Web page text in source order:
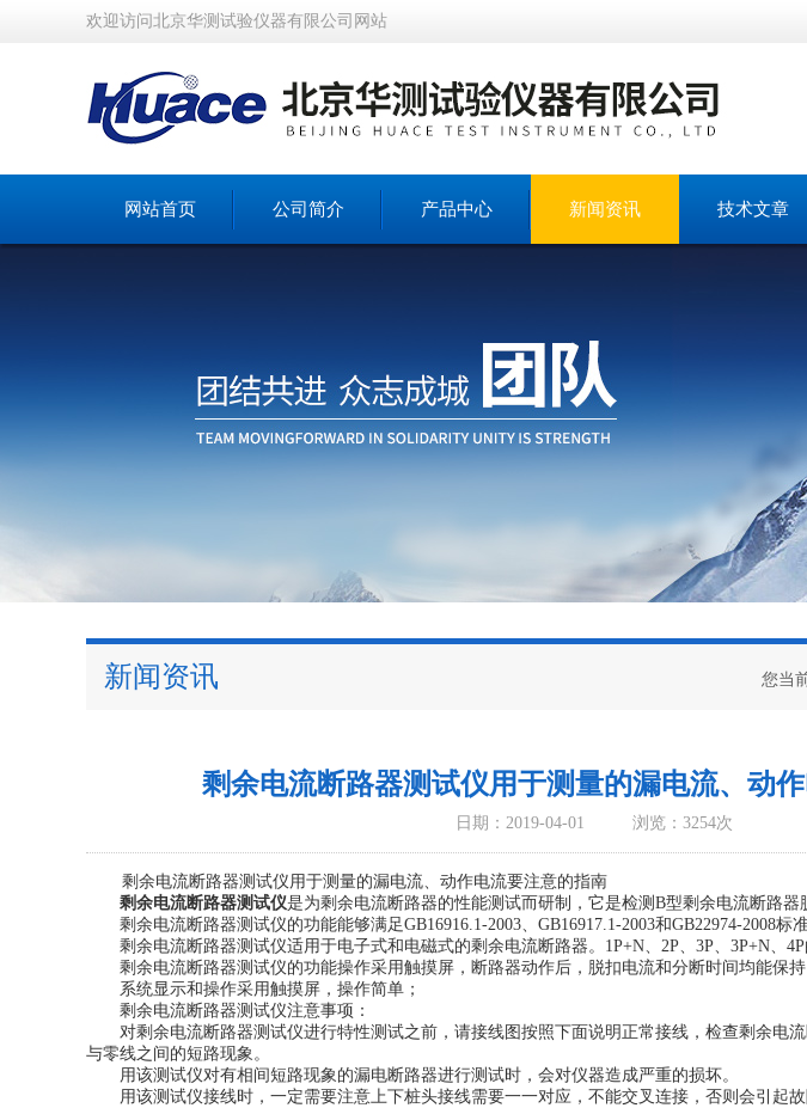
欢迎访问北京华测试验仪器有限公司网站
网站首页 公司简介 产品中心 新闻资讯 技术文章
新闻资讯 您当
剩余电流断路器测试仪用于测量的漏电流、动
日期：2019-04-01 浏览：3254次
剩余电流断路器测试仪用于测量的漏电流、动作电流要注意的指南
剩余电流断路器测试仪是为剩余电流断路器的性能测试而研制，它是检测B型剩余电流断路器
剩余电流断路器测试仪的功能能够满足GB16916.1-2003、GB16917.1-2003和GB22974-2008标
剩余电流断路器测试仪适用于电子式和电磁式的剩余电流断路器。1P+N、2P、3P、3P+N、4P
剩余电流断路器测试仪的功能操作采用触摸屏，断路器动作后，脱扣电流和分断时间均能保持
系统显示和操作采用触摸屏，操作简单；
剩余电流断路器测试仪注意事项：
对剩余电流断路器测试仪进行特性测试之前，请接线图按照下面说明正常接线，检查剩余电
与零线之间的短路现象。
用该测试仪对有相间短路现象的漏电断路器进行测试时，会对仪器造成严重的损坏。
用该测试仪接线时，一定需要注意上下桩头接线需要一一对应，不能交叉连接，否则会引起故